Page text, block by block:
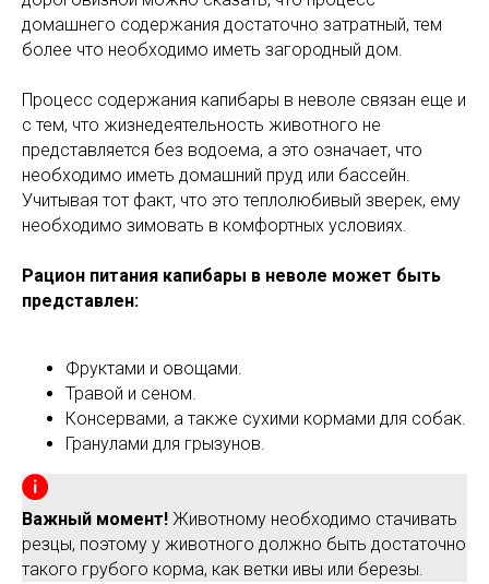
домашнего содержания достаточно затратный, тем
более что необходимо иметь загородный дом.
Процесс содержания капибары в неволе связан еще и
с тем, что жизнедеятельность животного не
представляется без водоема, а это означает, что
необходимо иметь домашний пруд или бассейн.
Учитывая тот факт, что это теплолюбивый зверек, ему
необходимо зимовать в комфортных условиях.
Рацион питания капибары в неволе может быть
представлен:
Фруктами и овощами.
Травой и сеном.
Консервами, а также сухими кормами для собак.
Гранулами для грызунов.
Важный момент! Животному необходимо стачивать
резцы, поэтому у животного должно быть достаточно
такого грубого корма, как ветки ивы или березы.